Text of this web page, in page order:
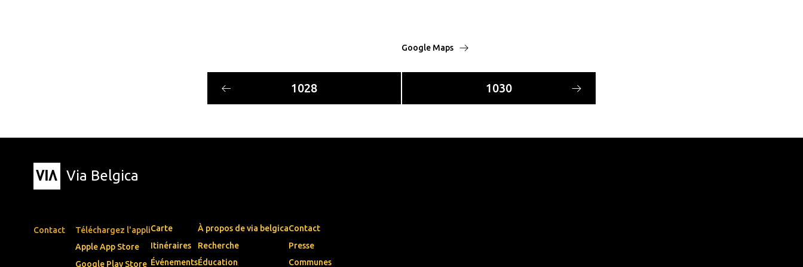
Google Maps
1028 1030
Via Belgica
Contact
Téléchargez l'appli
Apple App Store
Google Play Store
Carte
Itinéraires
Événements
À propos de via belgica
Recherche
Éducation
Contact
Presse
Communes